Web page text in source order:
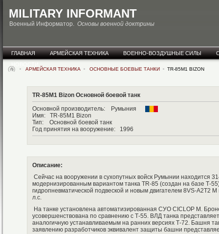
MILITARY INFORMANT
Военный Информатор. Основы военной доктрины
ГЛАВНАЯ АРМЕЙСКАЯ ТЕХНИКА ВОЕННО-ВОЗДУШНЫЕ СИЛЫ
АРМЕЙСКАЯ ТЕХНИКА ОСНОВНЫЕ БОЕВЫЕ ТАНКИ TR-85M1 BIZON
TR-85M1 Bizon Основной боевой танк
Основной производитель: Румыния
Имя: TR-85M1 Bizon
Тип: Основной боевой танк
Год принятия на вооружение: 1996
Описание:
Сейчас на вооружении в сухопутных войск Румынии находится
модернизированным вариантом танка TR-85 (создан на базе Т-
гидропневматической подвеской и новым двигателем 8VS-A2T2
л.с.
На танке установлена автоматизированная СУО CICLOP M.
усовершенствована по сравнению с Т-55. ВЛД танка
аналогичную устанавливаемым на ранних версиях Т-72. Башня
заявлению разработчиков эквивалент защиты башни